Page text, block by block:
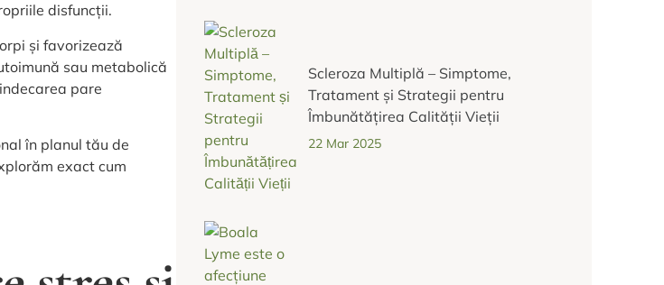
disfuncții.
și favorizează
sau metabolică
pare
în planul tău de
exact cum
Scleroza Multiplă – Simptome,
Tratament și Strategii pentru
Îmbunătățirea Calității Vieții
22 Mar 2025